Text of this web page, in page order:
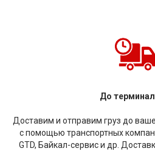
До
Доставим и отправим груз до
с помощью транспортных
GTD, Байкал-сервис и др.